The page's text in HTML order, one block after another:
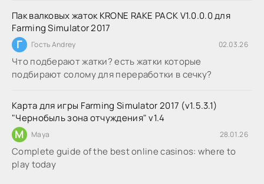
Пак валковых жаток KRONE RAKE PACK V1.0.0.0 для
Farming Simulator 2017
Г Гость Andrey 02.03.26
Что подберают жатки? есть жатки которые
подбирают солому для переработки в сечку?
Карта для игры Farming Simulator 2017 (v1.5.3.1)
"Чернобыль зона отчуждения" v1.4
M Maya 28.01.26
Complete guide of the best online casinos: where to
play today